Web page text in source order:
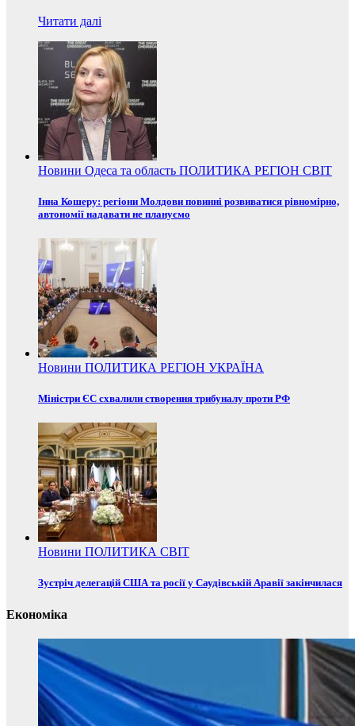
Читати далі
Новини Одеса та область ПОЛИТИКА РЕГІОН СВІТ
Інна Кошеру: регіони Молдови повинні розвиватися рівномірно,
автономії надавати не плануємо
Новини ПОЛИТИКА РЕГІОН УКРАЇНА
Міністри ЄС схвалили створення трибуналу проти РФ
Новини ПОЛИТИКА СВІТ
Зустріч делегацій США та росії у Саудівській Аравії закінчилася
Економіка